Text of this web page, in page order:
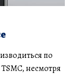
по
несмотря